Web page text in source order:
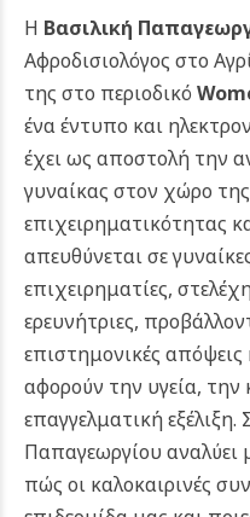
Η Βασιλική
Αφροδισιολόγος στο
της στο περιοδικό
ένα έντυπο και
έχει ως αποστολή την
γυναίκας στον χώρο
επιχειρηματικότητας
απευθύνεται σε
επιχειρηματίες,
ερευνήτριες,
επιστημονικές
αφορούν την υγεία, την
επαγγελματική εξέλιξη.
Παπαγεωργίου αναλύει
πώς οι καλοκαιρινές